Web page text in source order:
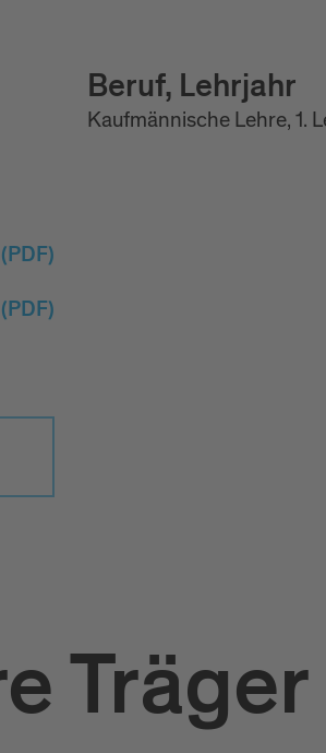
Beruf, Lehrjahr
Kaufmännische Lehre, 1.
(PDF)
(PDF)